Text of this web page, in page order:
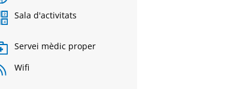
Sala d'activitats
Servei mèdic proper
Wifi